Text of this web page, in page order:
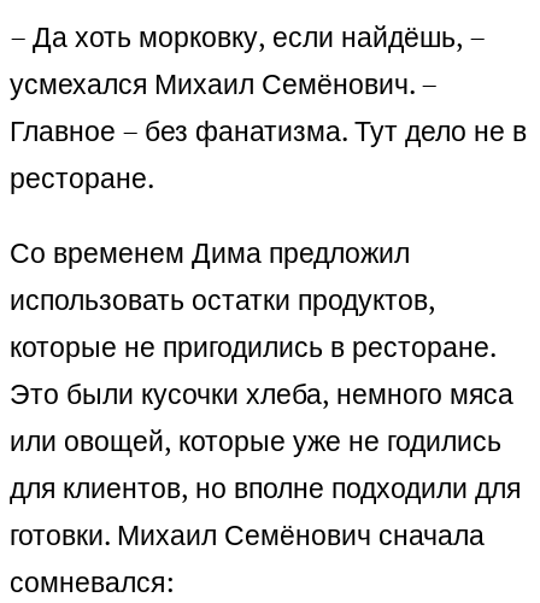
– Да хоть морковку, если найдёшь, –
усмехался Михаил Семёнович. –
Главное – без фанатизма. Тут дело не в
ресторане.
Со временем Дима предложил
использовать остатки продуктов,
которые не пригодились в ресторане.
Это были кусочки хлеба, немного мяса
или овощей, которые уже не годились
для клиентов, но вполне подходили для
готовки. Михаил Семёнович сначала
сомневался: